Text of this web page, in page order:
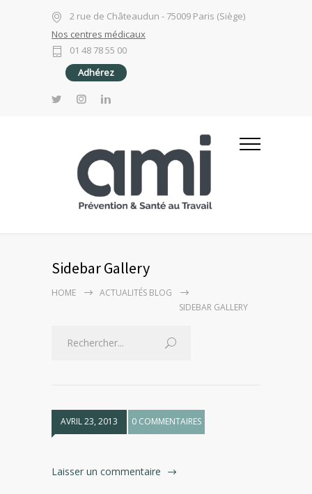
2 rue de Châteaudun - 75009 Paris (Siège)
Nos centres médicaux
01 48 78 55 00
Adhérez
Sidebar Gallery
HOME
ACTUALITÉS BLOG
SIDEBAR GALLERY
AVRIL 23, 2013 0 COMMENTAIRES
Laisser un commentaire